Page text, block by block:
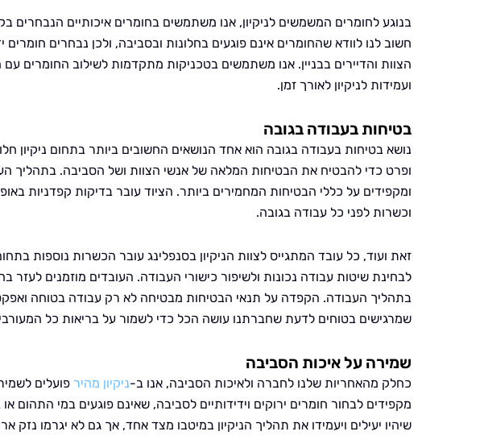
בנוגע לחומרים המשמשים לניקיון, אנו משתמשים בחומרים איכותיים הנבחרים
חשוב לנו לוודא שהחומרים אינם פוגעים בחלונות ובסביבה, ולכן נבחרים
הצוות והדיירים בבניין. אנו משתמשים בטכניקות מתקדמות לשילוב החומרים
ועמידות לניקיון לאורך זמן.
בטיחות בעבודה בגובה
נושא בטיחות בעבודה בגובה הוא אחד הנושאים החשובים ביותר בתחום ניקיון
ופרט כדי להבטיח את הבטיחות המלאה של אנשי הצוות ושל הסביבה. בתהליך
ומקפידים על כללי הבטיחות המחמירים ביותר. הציוד עובר בדיקות קפדניות
וכשרות לפני כל עבודה בגובה.
זאת ועוד, כל עובד המתגייס לצוות הניקיון בסנפלינג עובר הכשרות נוספות
לבחינת שיטות עבודה נכונות ולשיפור כישורי העבודה. העובדים מוזמנים
בתהליך העבודה. הקפדה על תנאי הבטיחות מבטיחה לא רק עבודה בטוחה
שמרגישים בטוחים לדעת שחברתנו עושה הכל כדי לשמור על בריאות כל
שמירה על איכות הסביבה
כחלק מהאחריות שלנו לחברה ולאיכות הסביבה, אנו ב-ניקיון מהיר פועלים
מקפידים לבחור חומרים ירוקים וידידותיים לסביבה, שאינם פוגעים במי התהום
שיהיו יעילים ויעמידו את תהליך הניקיון במיטבו מצד אחד, אך גם לא יגרמו נזק